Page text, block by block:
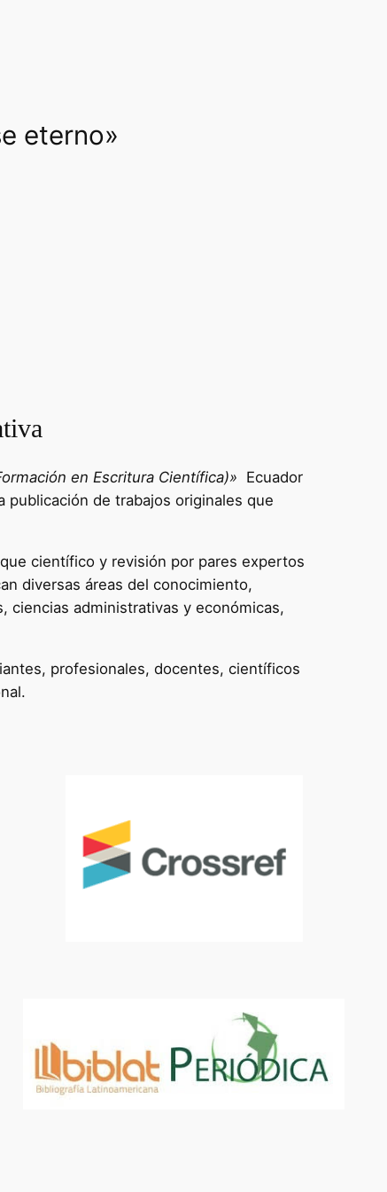
eterno»
en Escritura Científica)» Ecuador
de trabajos originales que
científico y revisión por pares expertos
diversas áreas del conocimiento,
ciencias administrativas y económicas,
profesionales, docentes, científicos